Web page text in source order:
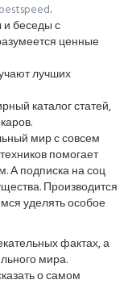
.
и беседы с
ценные
лучших
каталог статей,
мир с совсем
помогает
А подписка на соц
Производится
уделять особое
фактах, а
мира.
о самом